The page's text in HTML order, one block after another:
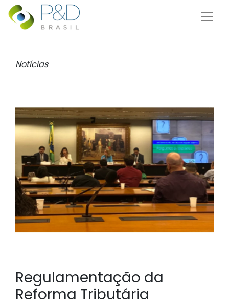
Notícias
Regulamentação da
Reforma Tributária